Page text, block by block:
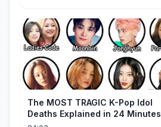
The MOST TRAGIC K-Pop Idol
Deaths Explained in 24 Minutes